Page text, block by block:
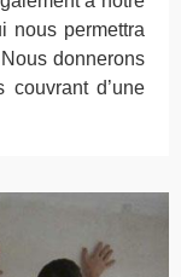
nous permettra
donnerons
d’une